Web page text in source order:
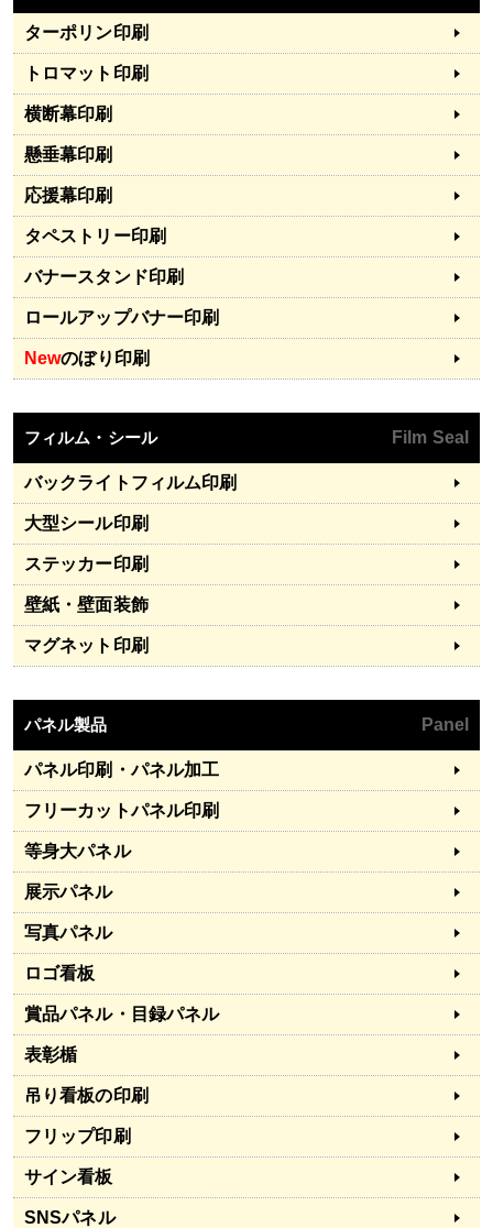
ターポリン印刷
トロマット印刷
横断幕印刷
懸垂幕印刷
応援幕印刷
タペストリー印刷
バナースタンド印刷
ロールアップバナー印刷
Newのぼり印刷
フィルム・シール Film Seal
バックライトフィルム印刷
大型シール印刷
ステッカー印刷
壁紙・壁面装飾
マグネット印刷
パネル製品 Panel
パネル印刷・パネル加工
フリーカットパネル印刷
等身大パネル
展示パネル
写真パネル
ロゴ看板
賞品パネル・目録パネル
表彰楯
吊り看板の印刷
フリップ印刷
サイン看板
SNSパネル